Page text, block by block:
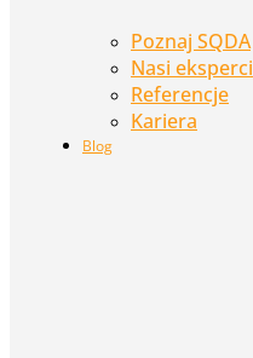
Poznaj SQDA
Nasi eksperci
Referencje
Kariera
Blog